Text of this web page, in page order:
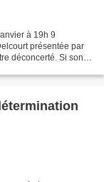
à 19h 9
présentée par
déconcerté. Si son